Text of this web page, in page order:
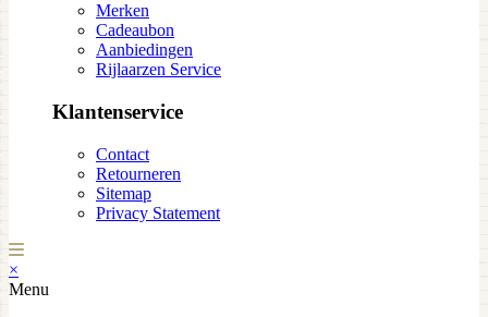
Merken
Cadeaubon
Aanbiedingen
Rijlaarzen Service
Klantenservice
Contact
Retourneren
Sitemap
Privacy Statement
×
Menu